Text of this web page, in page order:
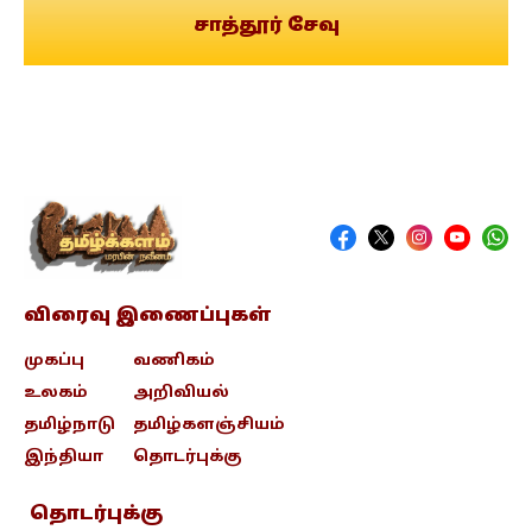
சாத்தூர் சேவு
விரைவு இணைப்புகள்
முகப்பு
உலகம்
தமிழ்நாடு
இந்தியா
வணிகம்
அறிவியல்
தமிழ்களஞ்சியம்
தொடர்புக்கு
தொடர்புக்கு